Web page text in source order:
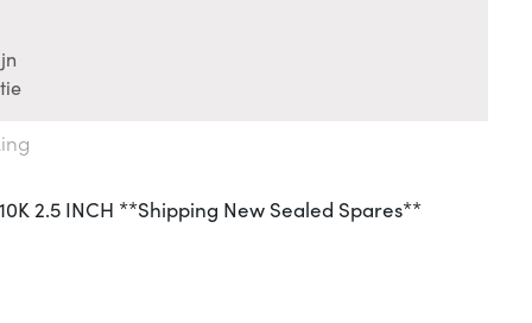
2.5 INCH **Shipping New Sealed Spares**